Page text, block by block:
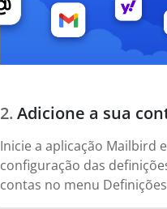
Adicione a sua
Inicie a aplicação Mailbird
configuração das
contas no menu